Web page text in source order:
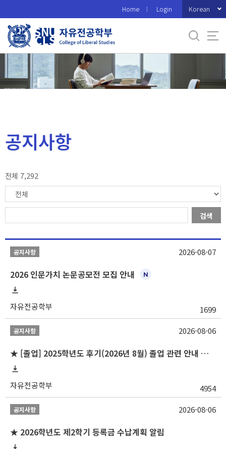
로
메
Home Login Korean
공지사항
전체 7,292
검색
공지사항
2026 인문가치 논문공모전 모집 안내
자유전공학부 1699
2026-08-07
공지사항
★ [졸업] 2025학년도 후기(2026년 8월) 졸업 관련 안내 및 확정자 명단 공지
자유전공학부 4954
2026-08-06
공지사항
★ 2026학년도 제2학기 등록금 수납계획 알림
2026-08-06